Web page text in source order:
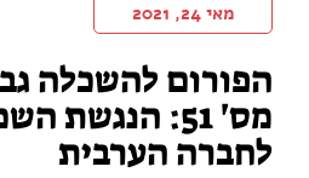
מאי 24, 2021
הפורום להשכלה
מס' 51: הנגשת
לחברה הערבית